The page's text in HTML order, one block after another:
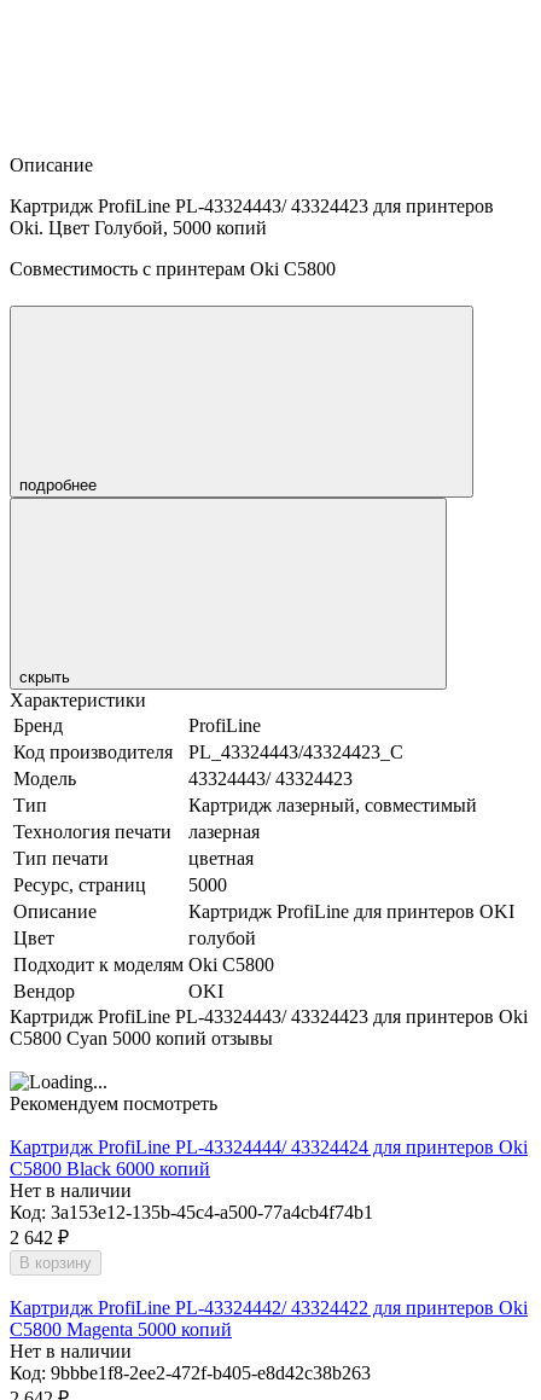
Описание
Картридж ProfiLine PL-43324443/ 43324423 для принтеров
Oki. Цвет Голубой, 5000 копий
Совместимость с принтерам Oki C5800
подробнее
скрыть
Характеристики
Бренд
ProfiLine
Код производителя
PL_43324443/43324423_C
Модель
43324443/ 43324423
Тип
Картридж лазерный, совместимый
Технология печати
лазерная
Тип печати
цветная
Ресурс, страниц
5000
Описание
Картридж ProfiLine для принтеров OKI
Цвет
голубой
Подходит к моделям Oki C5800
Вендор
OKI
Картридж ProfiLine PL-43324443/ 43324423 для принтеров Oki
C5800 Cyan 5000 копий отзывы
Рекомендуем посмотреть
Картридж ProfiLine PL-43324444/ 43324424 для принтеров Oki
C5800 Black 6000 копий
Нет в наличии
Код: 3a153e12-135b-45c4-a500-77a4cb4f74b1
2 642 ₽
В корзину
Картридж ProfiLine PL-43324442/ 43324422 для принтеров Oki
C5800 Magenta 5000 копий
Нет в наличии
Код: 9bbbe1f8-2ee2-472f-b405-e8d42c38b263